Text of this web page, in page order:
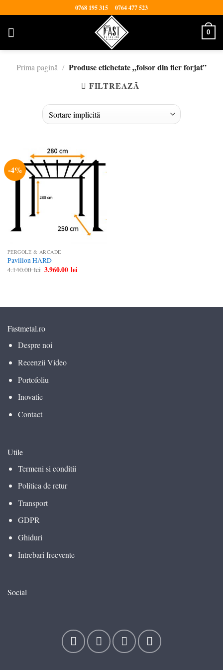
to
content
0768 195 315 0764 477 523
0
Prima pagină / Produse etichetate „foisor din fier forjat”
FILTREAZĂ
-4%
PERGOLE & ARCADE
Pavilion HARD
4.140.00lei Prețul
3.960.00 leiPrețul
Fastmetal.ro
Despre noi
Recenzii Video
Portofoliu
Inovatie
Contact
Utile
Termeni si conditii
Politica de retur
Transport
GDPR
Ghiduri
Intrebari frecvente
Social